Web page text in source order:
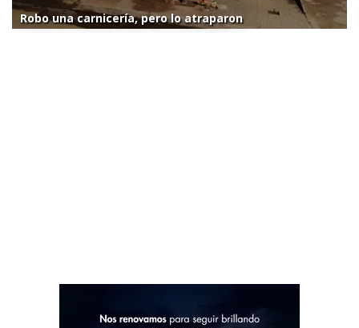
Robo una carnicería, pero lo atraparon